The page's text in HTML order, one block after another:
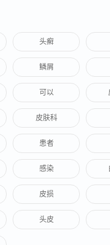
头癣
鳞屑
可以
皮肤科
患者
感染
皮损
头皮